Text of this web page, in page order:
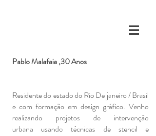
Pablo Malafaia ,30 Anos
Residente do estado do Rio De janeiro / Brasil
e com formação em design gráfico. Venho
realizando projetos de intervenção
urbana usando técnicas de stencil e